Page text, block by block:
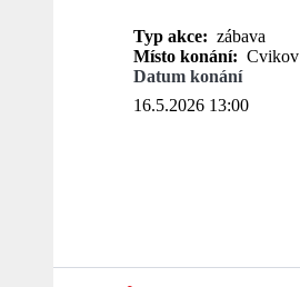
Typ akce: zábava
Místo konání: Cvikov
Datum konání
16.5.2026 13:00